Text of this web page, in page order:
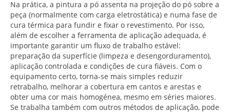
Na prática, a pintura a pó assenta na projeção do pó sobre a
peça (normalmente com carga eletrostática) e numa fase de
cura térmica para fundir e fixar o revestimento. Por isso,
além de escolher a ferramenta de aplicação adequada, é
importante garantir um fluxo de trabalho estável:
preparação da superfície (limpeza e desengorduramento),
aplicação controlada e condições de cura fiáveis. Com o
equipamento certo, torna-se mais simples reduzir
retrabalho, melhorar a cobertura em cantos e arestas e
obter uma cor mais homogénea, mesmo em séries maiores.
Se trabalha também com outros métodos de aplicação, pode